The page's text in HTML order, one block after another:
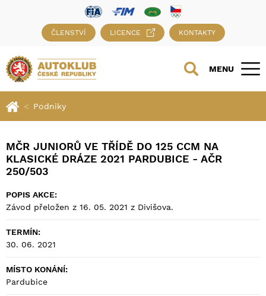
ČLENSTVÍ LICENCE KONTAKTY
MENU
Podniky
MČR JUNIORŮ VE TŘÍDĚ DO 125 CCM NA
KLASICKÉ DRÁZE 2021 PARDUBICE - AČR
250/503
POPIS AKCE:
Závod přeložen z 16. 05. 2021 z Divišova.
TERMÍN:
30. 06. 2021
MÍSTO KONÁNÍ:
Pardubice